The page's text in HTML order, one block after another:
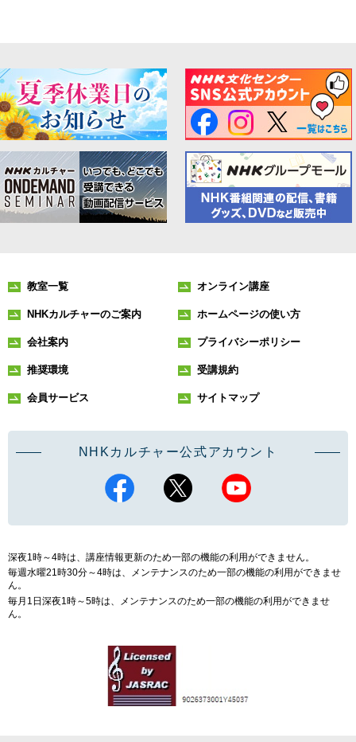
教室一覧 オンライン講座
NHKカルチャーのご案内 ホームページの使い方
会社案内 プライバシーポリシー
推奨環境 受講規約
会員サービス サイトマップ
NHKカルチャー公式アカウント
深夜1時～4時は、講座情報更新のため一部の機能の利用ができません。
毎週水曜21時30分～4時は、メンテナンスのため一部の機能の利用ができませ
ん。
毎月1日深夜1時～5時は、メンテナンスのため一部の機能の利用ができませ
ん。